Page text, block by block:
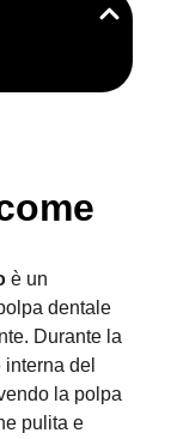
è un
dentale
Durante la
del
la polpa
pulita e